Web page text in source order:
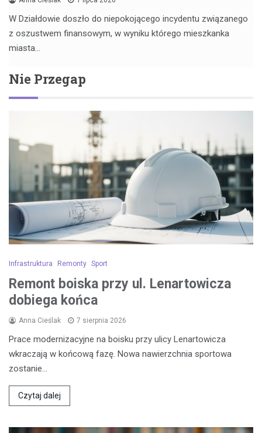
W Działdowie doszło do niepokojącego incydentu związanego
z oszustwem finansowym, w wyniku którego mieszkanka
miasta…
Nie Przegap
Infrastruktura Remonty Sport
Remont boiska przy ul. Lenartowicza
dobiega końca
Anna Cieślak 7 sierpnia 2026
Prace modernizacyjne na boisku przy ulicy Lenartowicza
wkraczają w końcową fazę. Nowa nawierzchnia sportowa
zostanie…
Czytaj dalej